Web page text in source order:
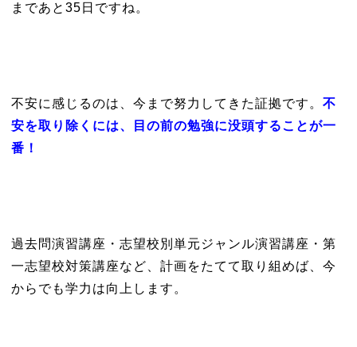
まであと35日ですね。
不安に感じるのは、今まで努力してきた証拠です。 不
安を取り除くには、目の前の勉強に没頭することが一
番！
過去問演習講座・志望校別単元ジャンル演習講座・第
一志望校対策講座など、計画をたてて取り組めば、今
からでも学力は向上します。